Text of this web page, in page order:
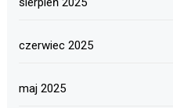
czerwiec 2025
maj 2025